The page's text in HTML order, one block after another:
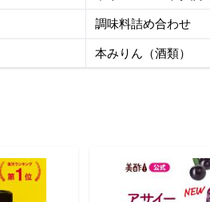
調味料詰め合わせ
本みりん（酒類）